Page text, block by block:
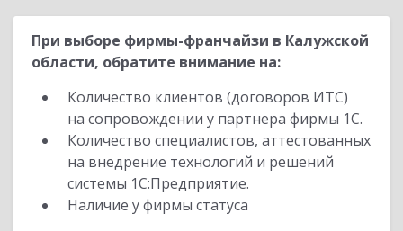
При выборе фирмы-франчайзи в Калужской
области, обратите внимание на:
Количество клиентов (договоров ИТС)
на сопровождении у партнера фирмы 1С.
Количество специалистов, аттестованных
на внедрение технологий и решений
системы 1С:Предприятие.
Наличие у фирмы статуса